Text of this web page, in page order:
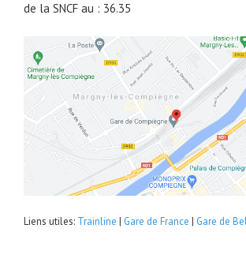
de la SNCF au : 36.35
Liens utiles: Trainline | Gare de France | Gare de